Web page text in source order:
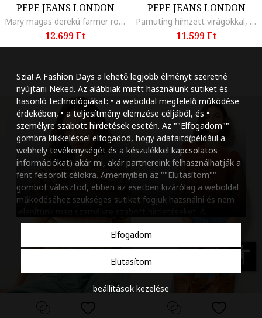
Szia! A Fashion Days a lehető legjobb élményt szeretné
nyújtani Neked. Az alábbiak miatt használunk sütiket és
hasonló technológiákat: • a weboldal megfelelő működése
érdekében, • a teljesítmény elemzése céljából, és •
személyre szabott hirdetések esetén. Az ""Elfogadom""
gombra klikkeléssel elfogadod, hogy adataitd(például a
webhely tevékenységét és a készülékkel kapcsolatos
információkat) akár mi, akár partnereink felhasználhatják a
fent felsorolt célokra. Amennyiben az ""Elutasítom""
gombot választod, ebben az esetben kizárólag a weboldal
működéséhez szükséges sütiket fogjuk hazsnálni és nem
beállításaidat bármikor módosíthatod, a ""Beállítások
kezelése"" gombra kattintva. Tudj meg többet
szabályzatunkról.
Elfogadom
Elutasítom
beállítások kezelése
PEPE JEANS LONDON
Mary magas derekú farmer rövidnadrág, Koptatott fekete
12.699 Ft
PEPE JEANS LONDON
Pamuting hímzett virágokkal, Fekete
11.599 Ft
accessibility
Szöveg méretének
Szóköz növelése
Szóköz csökkentése
Sortávolság
Sortávolság
Színek invertálása
Szürke
Nagy kurzor
Animációk letiltása